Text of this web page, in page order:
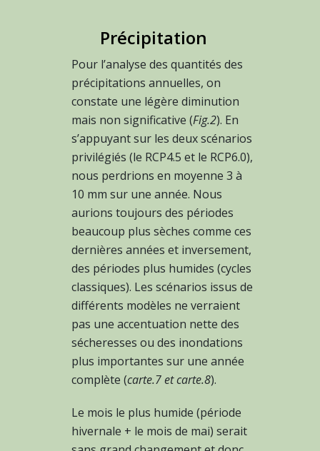
Précipitation
Pour l’analyse des quantités des
précipitations annuelles, on
constate une légère diminution
mais non significative (Fig.2). En
s’appuyant sur les deux scénarios
privilégiés (le RCP4.5 et le RCP6.0),
nous perdrions en moyenne 3 à
10 mm sur une année. Nous
aurions toujours des périodes
beaucoup plus sèches comme ces
dernières années et inversement,
des périodes plus humides (cycles
classiques). Les scénarios issus de
différents modèles ne verraient
pas une accentuation nette des
sécheresses ou des inondations
plus importantes sur une année
complète (carte.7 et carte.8).
Le mois le plus humide (période
hivernale + le mois de mai) serait